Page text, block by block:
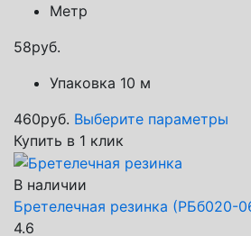
Метр
58руб.
Упаковка 10 м
460руб. Выберите параметры
Купить в 1 клик
В наличии
Бретелечная резинка (РБб020-
4.6